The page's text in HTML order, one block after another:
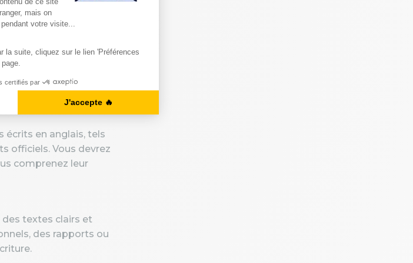
de ces modules.
l'anglais parlé dans
ou les entretiens
des questions pour
écrits en anglais, tels
officiels. Vous devrez
comprenez leur
textes clairs et
des rapports ou